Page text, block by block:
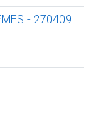
- 270409